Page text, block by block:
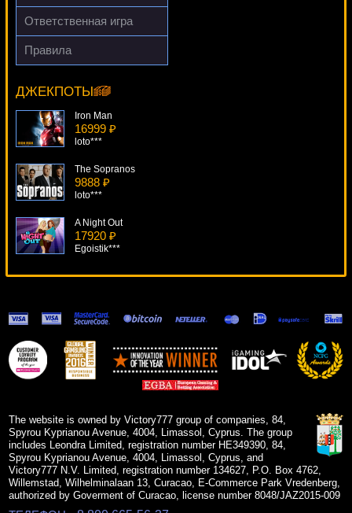
alex***
Ответственная игра
Правила
ДЖЕКПОТЫ
Bar 7's
drink***
Iron Man
16999 ₽
loto***
The Sopranos
9888 ₽
loto***
A Night Out
17920 ₽
Egoistik***
Jurassic Jackpot
15819 ₽
number***
Soccer Safari
The website is owned by Victory777 group of companies, 84,
Spyrou Kyprianou Avenue, 4004, Limassol, Cyprus. The group
includes Leondra Limited, registration number HE349390, 84,
Spyrou Kyprianou Avenue, 4004, Limassol, Cyprus, and
Victory777 N.V. Limited, registration number 134627, P.O. Box 4762,
Willemstad, Wilhelminalaan 13, Curacao, E-Commerce Park Vredenberg,
authorized by Goverment of Curacao, license number 8048/JAZ2015-009